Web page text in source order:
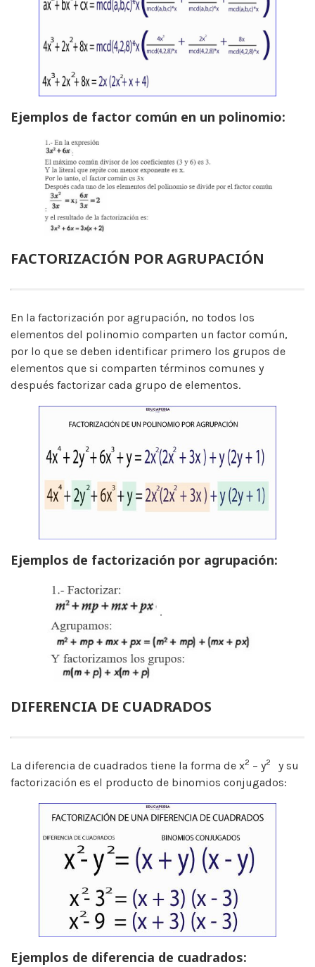
Ejemplos de factor común en un polinomio:
FACTORIZACIÓN POR AGRUPACIÓN
En la factorización por agrupación, no todos los
elementos del polinomio comparten un factor común,
por lo que se deben identificar primero los grupos de
elementos que si comparten términos comunes y
después factorizar cada grupo de elementos.
Ejemplos de factorización por agrupación:
DIFERENCIA DE CUADRADOS
La diferencia de cuadrados tiene la forma de x2 – y2
y su
factorización es el producto de binomios conjugados:
Ejemplos de diferencia de cuadrados: